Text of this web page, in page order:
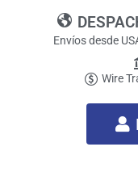
Envíos desde
Wire